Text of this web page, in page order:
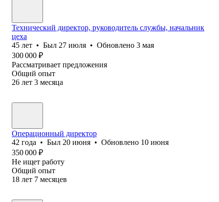
Технический директор, руководитель службы, начальник
цеха
45 лет • Был 27 июля • Обновлено 3 мая
300 000 ₽
Рассматривает предложения
Общий опыт
26 лет 3 месяца
Операционный директор
42 года • Был 20 июня • Обновлено 10 июня
350 000 ₽
Не ищет работу
Общий опыт
18 лет 7 месяцев